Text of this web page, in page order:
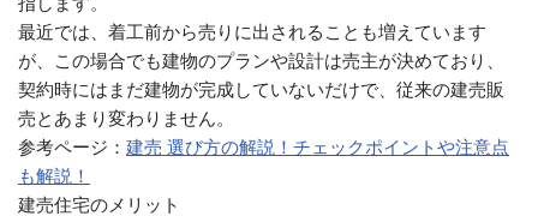
最近では、着工前から売りに出されることも増えています
が、この場合でも建物のプランや設計は売主が決めており、
契約時にはまだ建物が完成していないだけで、従来の建売販
売とあまり変わりません。
参考ページ： 建売 選び方の解説！チェックポイントや注意点
も解説！
建売住宅のメリット